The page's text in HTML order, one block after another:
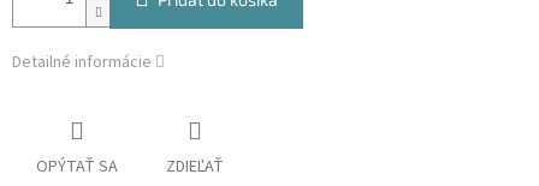
Detailné informácie
OPÝTAŤ SA ZDIEĽAŤ